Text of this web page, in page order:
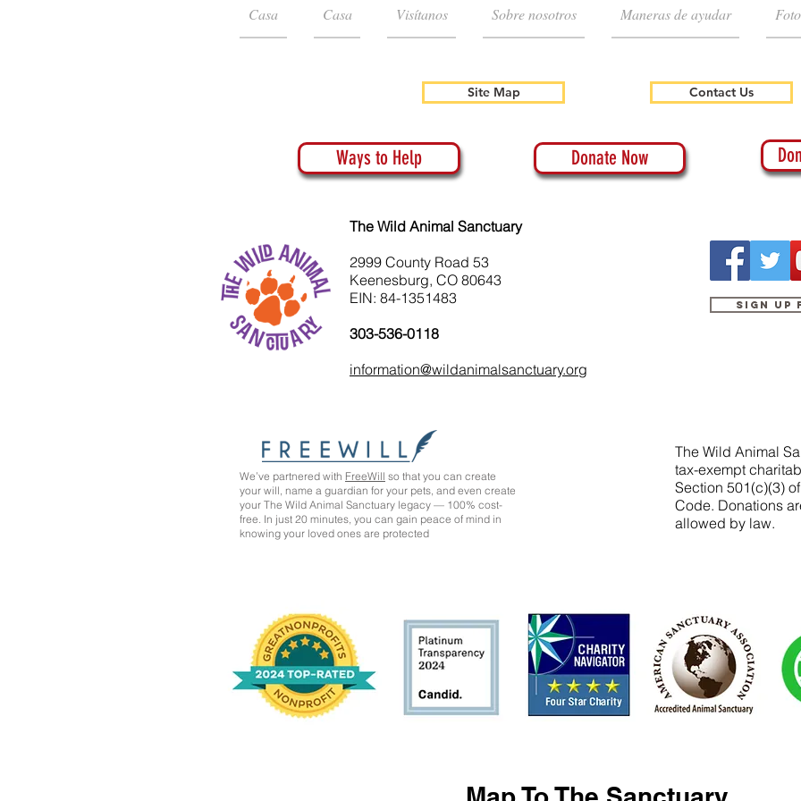
Casa Casa Visítanos Sobre nosotros Maneras de ayudar
Site Map Contact Us
Ways to Help Donate Now
The Wild Animal Sanctuary
2999 County Road 53
Keenesburg, CO 80643
EIN: 84-1351483
303-536-0118
information@wildanimalsanctuary.org
We’ve partnered with FreeWill so that you can create
your will, name a guardian for your pets, and even create
your The Wild Animal Sanctuary legacy — 100% cost-
free. In just 20 minutes, you can gain peace of mind in
knowing your loved ones are protected
Sign
The Wild Animal
tax-exempt
Section 501(c)(3)
Code. Donations
allowed by law.